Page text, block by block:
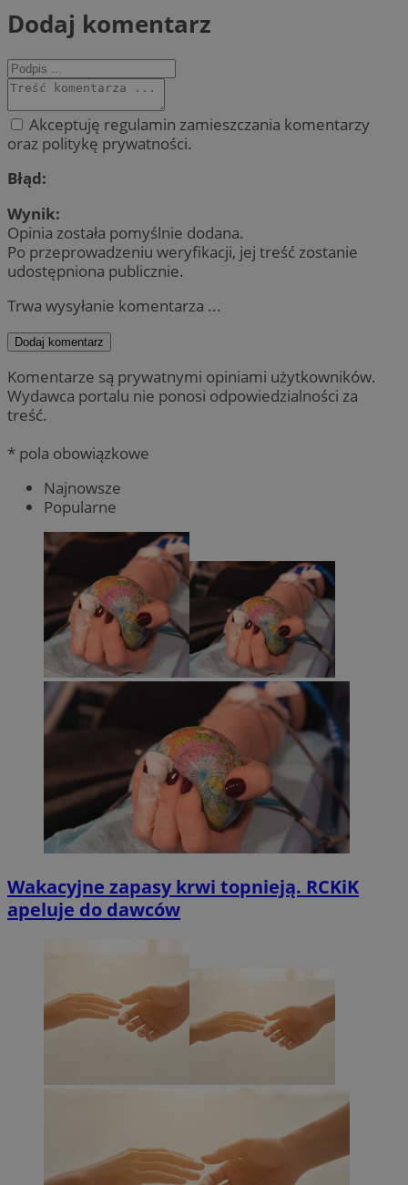
Dodaj komentarz
Akceptuję regulamin zamieszczania komentarzy
oraz politykę prywatności.
Błąd:
Wynik:
Opinia została pomyślnie dodana.
Po przeprowadzeniu weryfikacji, jej treść zostanie
udostępniona publicznie.
Trwa wysyłanie komentarza ...
Dodaj komentarz
Komentarze są prywatnymi opiniami użytkowników.
Wydawca portalu nie ponosi odpowiedzialności za
treść.
* pola obowiązkowe
Najnowsze
Popularne
Wakacyjne zapasy krwi topnieją. RCKiK
apeluje do dawców